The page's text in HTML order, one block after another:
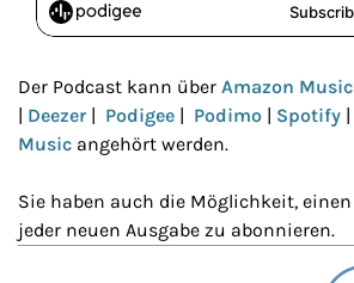
Der Podcast kann über Amazon Music
| Deezer | Podigee | Podimo | Spotify |
Music angehört werden.
Sie haben auch die Möglichkeit, einen
jeder neuen Ausgabe zu abonnieren.